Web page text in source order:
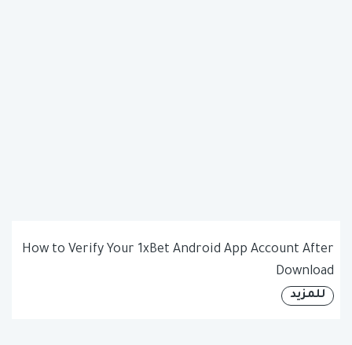
How to Verify Your 1xBet Android App Account After
Download
للمزيد